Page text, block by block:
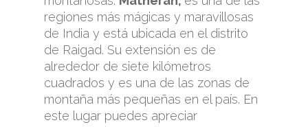
regiones más mágicas y maravillosas
de India y está ubicada en el distrito
de Raigad. Su extensión es de
alrededor de siete kilómetros
cuadrados y es una de las zonas de
montaña más pequeñas en el país. En
este lugar puedes apreciar